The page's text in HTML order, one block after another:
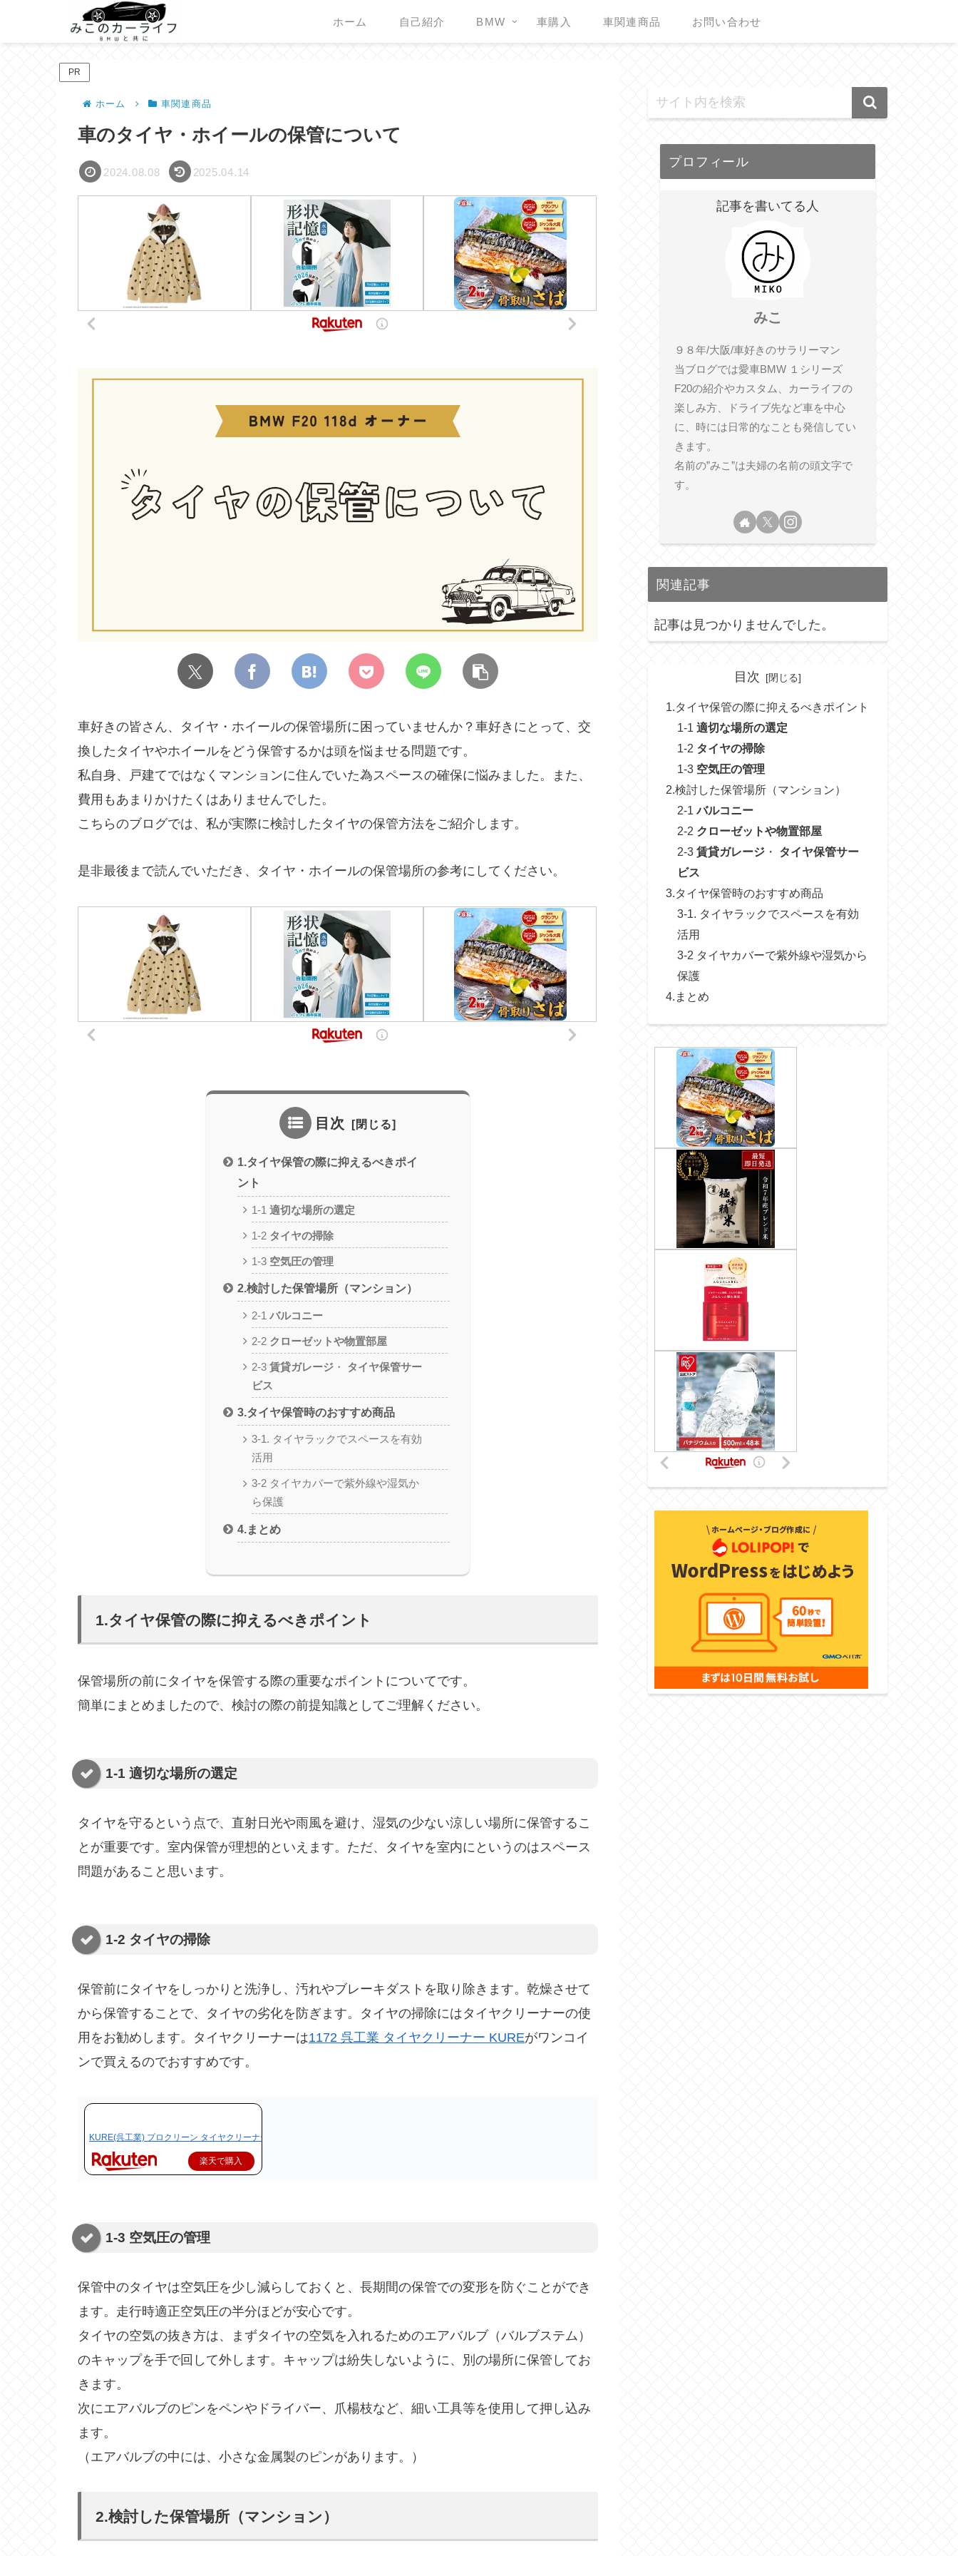
ホーム 自己紹介 BMW 車購入 車関連商品 お問い合わせ
PR
ホーム 車関連商品
車のタイヤ・ホイールの保管について
2024.08.08 2025.04.14
車好きの皆さん、タイヤ・ホイールの保管場所に困っていませんか？車好きにとって、交
換したタイヤやホイールをどう保管するかは頭を悩ませる問題です。
私自身、戸建てではなくマンションに住んでいた為スペースの確保に悩みました。また、
費用もあまりかけたくはありませんでした。
こちらのブログでは、私が実際に検討したタイヤの保管方法をご紹介します。
是非最後まで読んでいただき、タイヤ・ホイールの保管場所の参考にしてください。
目次
1.タイヤ保管の際に抑えるべきポイ
ント
1-1 適切な場所の選定
1-2 タイヤの掃除
1-3 空気圧の管理
2.検討した保管場所（マンション）
2-1 バルコニー
2-2 クローゼットや物置部屋
2-3 賃貸ガレージ・ タイヤ保管サー
ビス
3.タイヤ保管時のおすすめ商品
3-1. タイヤラックでスペースを有効
活用
3-2 タイヤカバーで紫外線や湿気か
ら保護
4.まとめ
1.タイヤ保管の際に抑えるべきポイント
保管場所の前にタイヤを保管する際の重要なポイントについてです。
簡単にまとめましたので、検討の際の前提知識としてご理解ください。
1-1 適切な場所の選定
タイヤを守るという点で、直射日光や雨風を避け、湿気の少ない涼しい場所に保管するこ
とが重要です。室内保管が理想的といえます。ただ、タイヤを室内にというのはスペース
問題があること思います。
1-2 タイヤの掃除
保管前にタイヤをしっかりと洗浄し、汚れやブレーキダストを取り除きます。乾燥させて
から保管することで、タイヤの劣化を防ぎます。タイヤの掃除にはタイヤクリーナーの使
用をお勧めします。タイヤクリーナーは1172 呉工業 タイヤクリーナー KUREがワンコイ
ンで買えるのでおすすめです。
KURE(呉工業) プロクリーン タイヤクリーナー スピーディー NEW 420ml タイヤクリーナー 1172
楽天で購入
1-3 空気圧の管理
保管中のタイヤは空気圧を少し減らしておくと、長期間の保管での変形を防ぐことができ
ます。走行時適正空気圧の半分ほどが安心です。
タイヤの空気の抜き方は、まずタイヤの空気を入れるためのエアバルブ（バルブステム）
のキャップを手で回して外します。キャップは紛失しないように、別の場所に保管してお
きます。
次にエアバルブのピンをペンやドライバー、爪楊枝など、細い工具等を使用して押し込み
ます。
（エアバルブの中には、小さな金属製のピンがあります。）
2.検討した保管場所（マンション）
プロフィール
記事を書いてる人
みこ
９８年/大阪/車好きのサラリーマン
当ブログでは愛車BMW １シリーズ
F20の紹介やカスタム、カーライフの
楽しみ方、ドライブ先など車を中心
に、時には日常的なことも発信してい
きます。
名前の”みこ”は夫婦の名前の頭文字で
す。
関連記事
記事は見つかりませんでした。
目次
1.タイヤ保管の際に抑えるべきポイント
1-1適切な場所の選定
1-2 タイヤの掃除
1-3 空気圧の管理
2.検討した保管場所（マンション）
2-1バルコニー
2-2 クローゼットや物置部屋
2-3賃貸ガレージ ・ タイヤ保管サー
ビス
3.タイヤ保管時のおすすめ商品
3-1. タイヤラックでスペースを有効
活用
3-2 タイヤカバーで紫外線や湿気から
保護
4.まとめ